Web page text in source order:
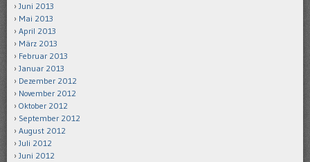
Juni 2013
Mai 2013
April 2013
März 2013
Februar 2013
Januar 2013
Dezember 2012
November 2012
Oktober 2012
September 2012
August 2012
Juli 2012
Juni 2012